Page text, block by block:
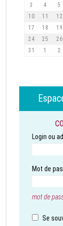
3
4 5
10
11 12
17
18 19
24
25 26
31
1 2
Login ou
Mot de
mot de
Se